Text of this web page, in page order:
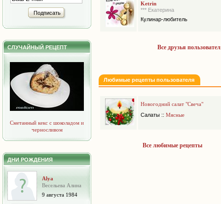
Подписать
СЛУЧАЙНЫЙ РЕЦЕПТ
Сметанный кекс с шоколадом и
черносливом
ДНИ РОЖДЕНИЯ
Alya
Весельева Алина
9 августа 1984
Ketrin
*** Екатерина
Кулинар-любитель
Все друзья
Любимые рецепты пользователя
Новогодний салат "Свеча"
Салаты :: Мясные
Все любимые рецепты